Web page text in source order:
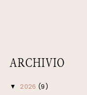
ARCHIVIO
▼ 2026 (9)